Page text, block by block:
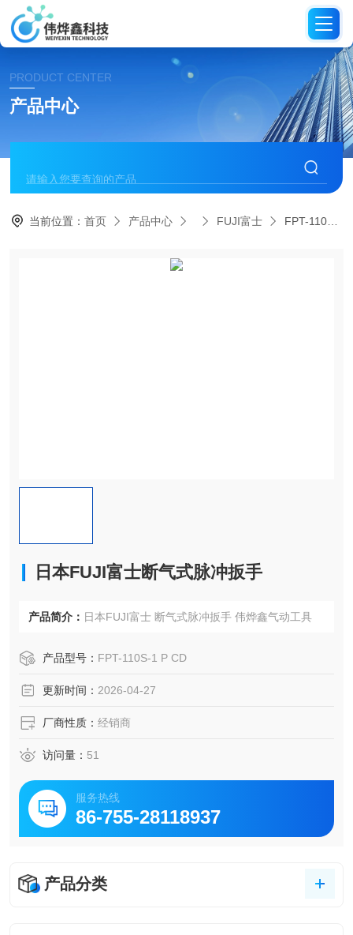
PRODUCT CENTER
产品中心
当前位置：首页 产品中心 FUJI富士 FPT-110S-1 P CD日本FUJI富士断气式脉冲扳手
日本FUJI富士断气式脉冲扳手
产品简介： 日本FUJI富士 断气式脉冲扳手 伟烨鑫气动工具
产品型号： FPT-110S-1 P CD
更新时间： 2026-04-27
厂商性质： 经销商
访问量： 51
服务热线
86-755-28118937
产品分类